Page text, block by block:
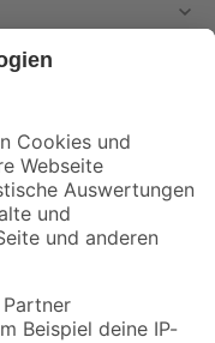
mehr verpassen!